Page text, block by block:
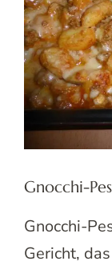
Gnocchi-
Gnocchi-
Gericht,